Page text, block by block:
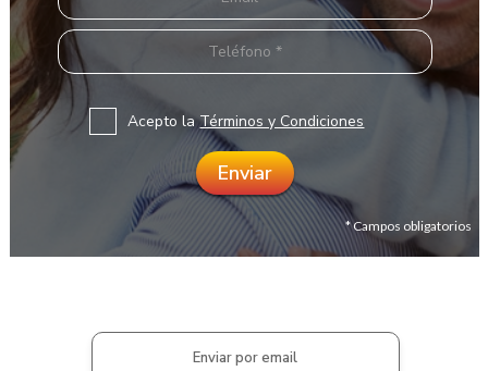
Acepto laTérminos y Condiciones
* Campos obligatorios
Enviar por email